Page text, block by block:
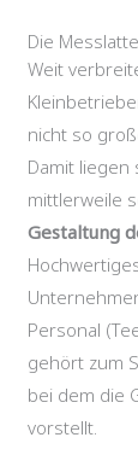
Die
Weit
nicht so
Damit liegen
mittlerweile
Gestaltung
Personal
gehört zum
bei dem die
vorstellt.